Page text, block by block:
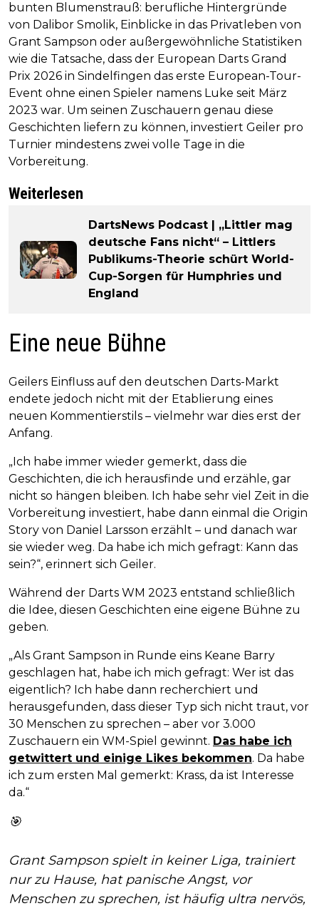
bunten Blumenstrauß: berufliche Hintergründe
von Dalibor Smolik, Einblicke in das Privatleben von
Grant Sampson oder außergewöhnliche Statistiken
wie die Tatsache, dass der European Darts Grand
Prix 2026 in Sindelfingen das erste European-Tour-
Event ohne einen Spieler namens Luke seit März
2023 war. Um seinen Zuschauern genau diese
Geschichten liefern zu können, investiert Geiler pro
Turnier mindestens zwei volle Tage in die
Vorbereitung.
Weiterlesen
DartsNews Podcast | „Littler mag
deutsche Fans nicht“ – Littlers
Publikums-Theorie schürt World-
Cup-Sorgen für Humphries und
England
Eine neue Bühne
Geilers Einfluss auf den deutschen Darts-Markt
endete jedoch nicht mit der Etablierung eines
neuen Kommentierstils – vielmehr war dies erst der
Anfang.
„Ich habe immer wieder gemerkt, dass die
Geschichten, die ich herausfinde und erzähle, gar
nicht so hängen bleiben. Ich habe sehr viel Zeit in die
Vorbereitung investiert, habe dann einmal die Origin
Story von Daniel Larsson erzählt – und danach war
sie wieder weg. Da habe ich mich gefragt: Kann das
sein?“, erinnert sich Geiler.
Während der Darts WM 2023 entstand schließlich
die Idee, diesen Geschichten eine eigene Bühne zu
geben.
„Als Grant Sampson in Runde eins Keane Barry
geschlagen hat, habe ich mich gefragt: Wer ist das
eigentlich? Ich habe dann recherchiert und
herausgefunden, dass dieser Typ sich nicht traut, vor
30 Menschen zu sprechen – aber vor 3.000
Zuschauern ein WM-Spiel gewinnt. Das habe ich
getwittert und einige Likes bekommen. Da habe
ich zum ersten Mal gemerkt: Krass, da ist Interesse
da.“
🎯
Grant Sampson spielt in keiner Liga, trainiert
nur zu Hause, hat panische Angst, vor
Menschen zu sprechen, ist häufig ultra nervös,